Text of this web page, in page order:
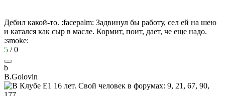
Дебил какой-то. :facepalm: Задвинул бы работу, сел ей на шею
и катался как сыр в масле. Кормит, поит, дает, че еще надо.
:smoke:
5 /0
b
B.Golovin